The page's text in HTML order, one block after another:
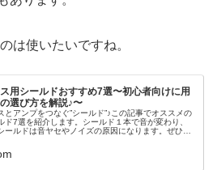
は使いたいですね。
用シールドおすすめ7選〜初心者向けに用
選び方を解説♪〜
とアンプをつなぐ”シールド”♪この記事でオススメの
ド7選を紹介します。シールド１本で音が変わり、
ールドは音ヤセやノイズの原因になります。ぜひお